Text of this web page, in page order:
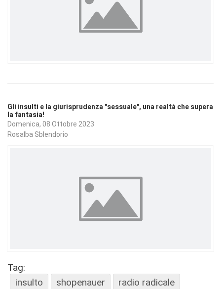
Gli insulti e la giurisprudenza "sessuale", una realtà che supera
la fantasia!
Domenica, 08 Ottobre 2023
Rosalba Sblendorio
Tag:
insulto
shopenauer
radio radicale